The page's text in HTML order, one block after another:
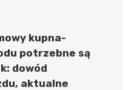
kupna-
potrzebne są
dowód
aktualne